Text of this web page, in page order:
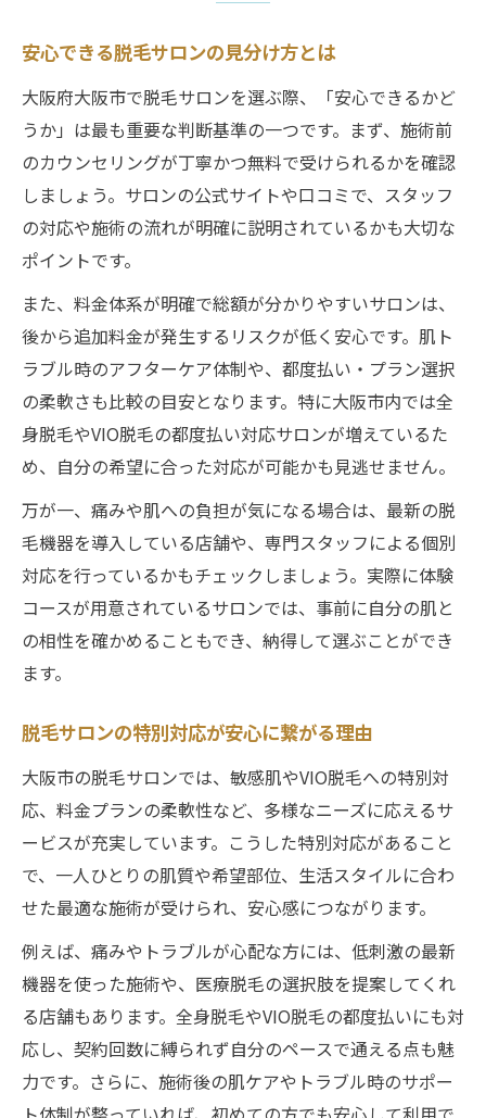
安心できる脱毛サロンの見分け方とは
大阪府大阪市で脱毛サロンを選ぶ際、「安心できるかど
うか」は最も重要な判断基準の一つです。まず、施術前
のカウンセリングが丁寧かつ無料で受けられるかを確認
しましょう。サロンの公式サイトや口コミで、スタッフ
の対応や施術の流れが明確に説明されているかも大切な
ポイントです。
また、料金体系が明確で総額が分かりやすいサロンは、
後から追加料金が発生するリスクが低く安心です。肌ト
ラブル時のアフターケア体制や、都度払い・プラン選択
の柔軟さも比較の目安となります。特に大阪市内では全
身脱毛やVIO脱毛の都度払い対応サロンが増えているた
め、自分の希望に合った対応が可能かも見逃せません。
万が一、痛みや肌への負担が気になる場合は、最新の脱
毛機器を導入している店舗や、専門スタッフによる個別
対応を行っているかもチェックしましょう。実際に体験
コースが用意されているサロンでは、事前に自分の肌と
の相性を確かめることもでき、納得して選ぶことができ
ます。
脱毛サロンの特別対応が安心に繋がる理由
大阪市の脱毛サロンでは、敏感肌やVIO脱毛への特別対
応、料金プランの柔軟性など、多様なニーズに応えるサ
ービスが充実しています。こうした特別対応があること
で、一人ひとりの肌質や希望部位、生活スタイルに合わ
せた最適な施術が受けられ、安心感につながります。
例えば、痛みやトラブルが心配な方には、低刺激の最新
機器を使った施術や、医療脱毛の選択肢を提案してくれ
る店舗もあります。全身脱毛やVIO脱毛の都度払いにも対
応し、契約回数に縛られず自分のペースで通える点も魅
力です。さらに、施術後の肌ケアやトラブル時のサポー